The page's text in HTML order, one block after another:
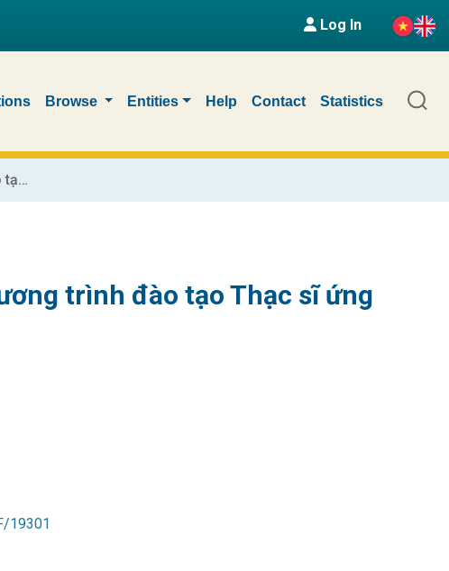
Log In
Browse Entities Help Contact Statistics
Đề cương học phần Quản trị học: Chương trình đào tạo Thạc sĩ ứng dụng
trình đào tạo Thạc sĩ ứng
19301